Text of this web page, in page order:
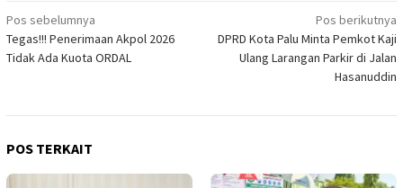
Navigasi
pos
Pos sebelumnya
Tegas!!! Penerimaan Akpol 2026
Tidak Ada Kuota ORDAL
Pos berikutnya
DPRD Kota Palu Minta Pemkot Kaji
Ulang Larangan Parkir di Jalan
Hasanuddin
POS TERKAIT